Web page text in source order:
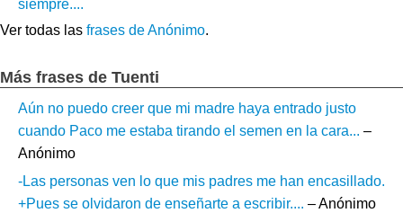
siempre....
Ver todas las frases de Anónimo.
Más frases de Tuenti
Aún no puedo creer que mi madre haya entrado justo
cuando Paco me estaba tirando el semen en la cara... –
Anónimo
-Las personas ven lo que mis padres me han encasillado.
+Pues se olvidaron de enseñarte a escribir.... – Anónimo